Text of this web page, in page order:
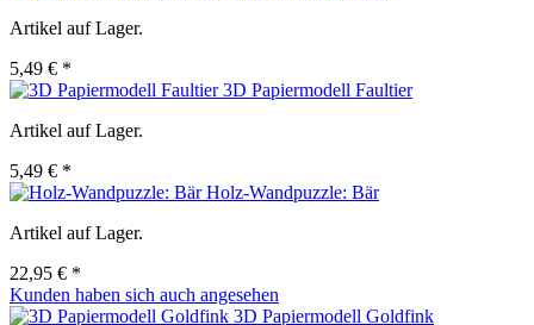
Artikel auf Lager.
5,49 € *
3D Papiermodell Faultier
Artikel auf Lager.
5,49 € *
Holz-Wandpuzzle: Bär
Artikel auf Lager.
22,95 € *
Kunden haben sich auch angesehen
3D Papiermodell Goldfink